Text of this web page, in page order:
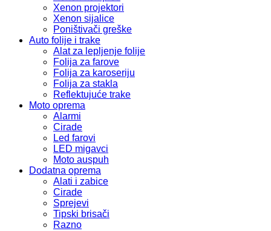
Xenon projektori
Xenon sijalice
Poništivači greške
Auto folije i trake
Alat za lepljenje folije
Folija za farove
Folija za karoseriju
Folija za stakla
Reflektujuće trake
Moto oprema
Alarmi
Cirade
Led farovi
LED migavci
Moto auspuh
Dodatna oprema
Alati i zabice
Cirade
Sprejevi
Tipski brisači
Razno